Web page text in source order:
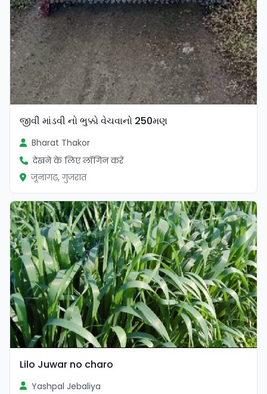
જીવી માંડવી નો ભુક્કો વેચવાનો 250મણ
Bharat Thakor
देखने के लिए लॉगिन करें
जूनागढ़, गुजरात
Lilo Juwar no charo
Yashpal Jebaliya